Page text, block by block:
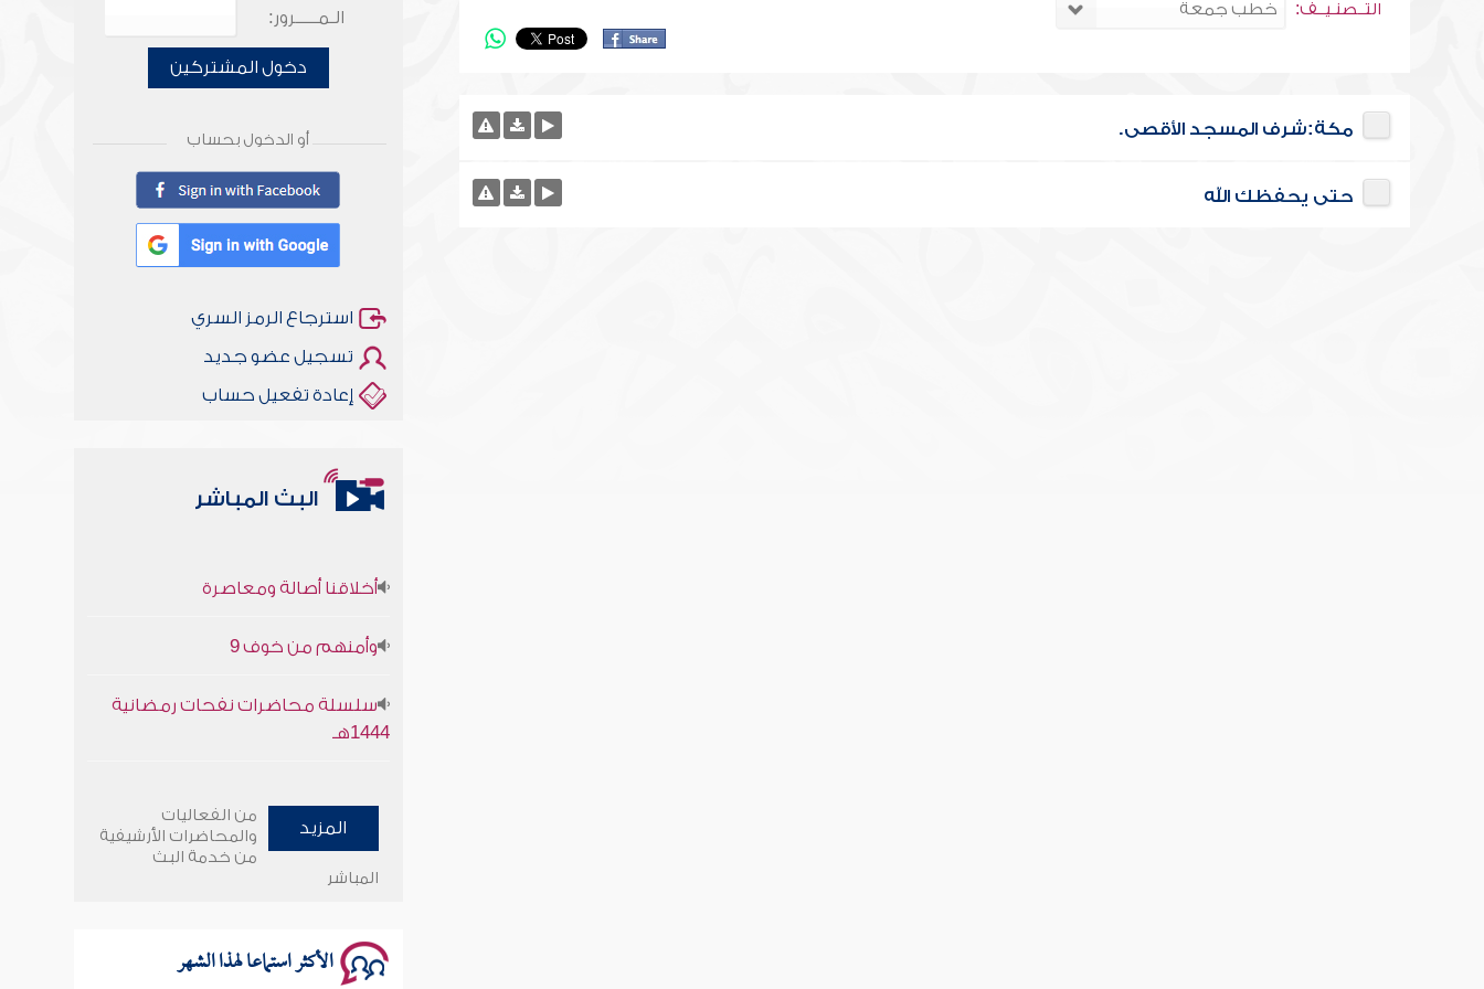
التــصنـيــف:
مكة:شرف المسجد الأقصى.
حتى يحفظك الله
الـمـــــرور:
دخول المشتركين
أو الدخول بحساب
استرجاع الرمز السري
تسجيل عضو جديد
إعادة تفعيل حساب
البث المباشر
1444هـ
وأمنهم من خوف 9
المزيد
من الفعاليات
والمحاضرات الأرشيفية
من خدمة البث
المباشر
الأكثر استماعا لهذا الشهر